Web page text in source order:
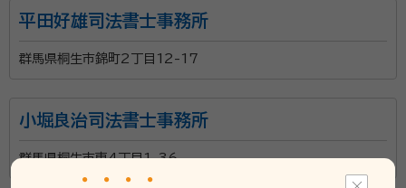
平田好雄司法書士事務所
群馬県桐生市錦町2丁目12-17
小堀良治司法書士事務所
群馬県桐生市東4丁目1-36